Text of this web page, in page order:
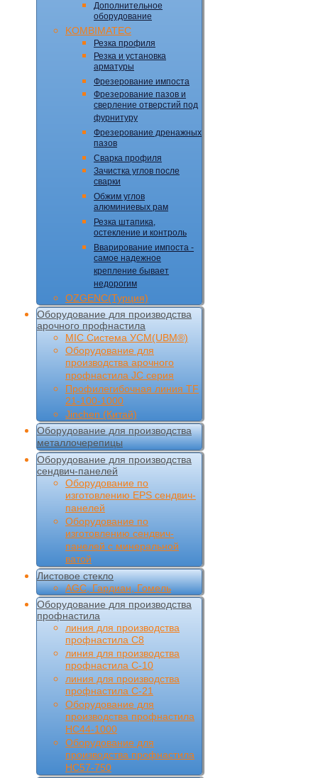
Дополнительное
оборудование
KOMBIMATEC
Резка профиля
Резка и установка
арматуры
Фрезерование импоста
Фрезерование пазов и
сверление отверстий под
фурнитуру
Фрезерование дренажных
пазов
Сварка профиля
Зачистка углов после
сварки
Обжим углов
алюминиевых рам
Резка штапика,
остекление и контроль
Вварирование импоста -
самое надежное
крепление бывает
недорогим
OZGENC(Турция)
Оборудование для производства
арочного профнастила
MIC Cистема УCM(UBM®)
Оборудование для
производства арочного
профнастила JC серия
Профилегибочная линия TF
21-100-1000
Jinchen (Китай)
Оборудование для производства
металлочерепицы
Оборудование для производства
сендвич-панелей
Оборудование по
изготовлению EPS сендвич-
панелей
Оборудование по
изготовлению сендвич-
панелей с минеральной
ватой
Листовое стекло
AGC, Гардиан, Гомель
Оборудование для производства
профнастила
линия для производства
профнастила С8
линия для производства
профнастила С-10
линия для производства
профнастила С-21
Оборудование для
производства профнастила
НС44-1000
Оборудование для
производства профнастила
НС57-750